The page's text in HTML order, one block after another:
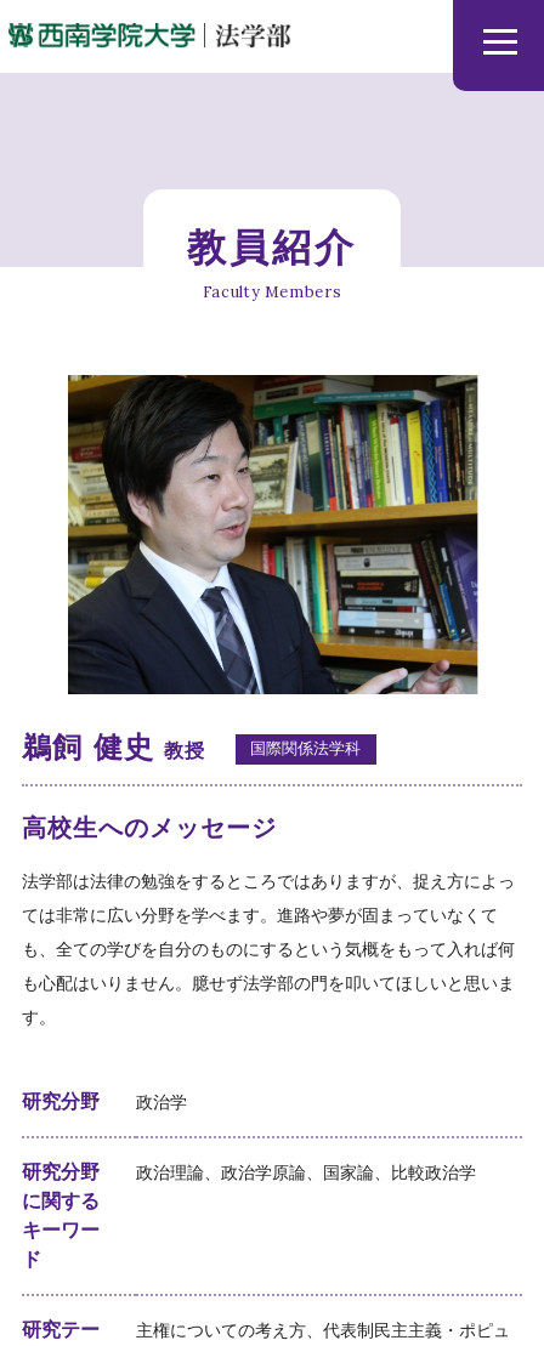
教員紹介
3つの学生サポート
ユニークな取り組み
法学部の関連する活動
卒業生・在学生紹介
教員紹介
Faculty Members
鵜飼 健史教授 国際関係法学科
高校生へのメッセージ
法学部は法律の勉強をするところではありますが、捉え方によっ
ては非常に広い分野を学べます。進路や夢が固まっていなくて
も、全ての学びを自分のものにするという気概をもって入れば何
も心配はいりません。臆せず法学部の門を叩いてほしいと思いま
す。
研究分野 政治学
研究分野
に関する
キーワー
ド
政治理論、政治学原論、国家論、比較政治学
研究テー
主権についての考え方、代表制民主主義・ポピュ